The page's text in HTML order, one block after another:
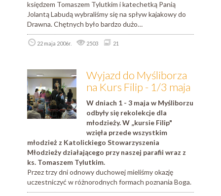
księdzem Tomaszem Tylutkim i katechetką Panią
Jolantą Labudą wybraliśmy się na spływ kajakowy do
Drawna. Chętnych było bardzo dużo…
22 maja 2006r. 2503 21
Wyjazd do Myśliborza
na Kurs Filip - 1/3 maja
W dniach 1 - 3 maja w Myśliborzu
odbyły się rekolekcje dla
młodzieży. W „kursie Filip"
wzięła przede wszystkim
młodzież z Katolickiego Stowarzyszenia
Młodzieży działającego przy naszej parafii wraz z
ks. Tomaszem Tylutkim.
Przez trzy dni odnowy duchowej mieliśmy okazję
uczestniczyć w różnorodnych formach poznania Boga.